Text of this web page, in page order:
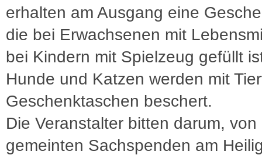
erhalten am Ausgang eine
die bei Erwachsenen mit
bei Kindern mit Spielzeug gefüllt
Hunde und Katzen werden mit
Geschenktaschen beschert.
Die Veranstalter bitten darum, von
gemeinten Sachspenden am